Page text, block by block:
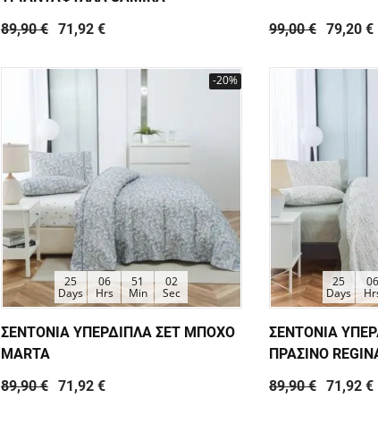
89,90 € 71,92 € 99,00 € 79,20 €
-20%
25
Days
06
Hrs
51
Min
01
Sec
ΣΕΝΤΟΝΙΑ ΥΠΕΡΔΙΠΛΑ ΣΕΤ ΜΠΟΧΟ
MARTA
89,90 € 71,92 €
25
Days
06
ΣΕΝΤΟΝΙΑ
ΠΡΑΣΙΝΟ
89,90 € 71,92 €